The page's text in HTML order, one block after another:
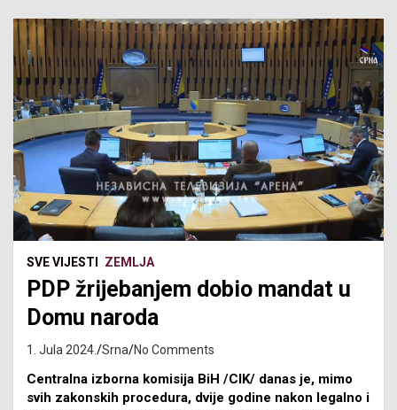
SVE VIJESTI ZEMLJA
PDP žrijebanjem dobio mandat u
Domu naroda
1. Jula 2024. Srna No Comments
Centralna izborna komisija BiH /CIK/ danas je, mimo
svih zakonskih procedura, dvije godine nakon legalno i